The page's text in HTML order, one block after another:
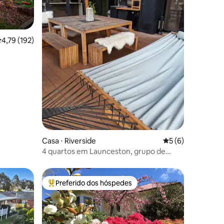
de uma avaliação média de 5, 192 avaliações
4,79 (192)
Casa ⋅ Riverside 5 de uma
5 (6)
4 quartos em Launceston, grupo de
deck com churrasqueira
hóspedes Entre os melhores preferidos dos hóspedes
Preferido dos hóspedes